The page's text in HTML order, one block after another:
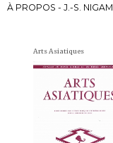
À PROPOS - J.-S. NIGAM
Arts Asiatiques